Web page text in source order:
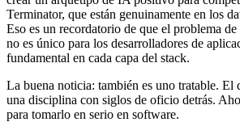
Terminator, que están genuinamente en los
Eso es un recordatorio de que el problema de
no es único para los desarrolladores de
fundamental en cada capa del stack.
La buena noticia: también es uno tratable. El
una disciplina con siglos de oficio detrás.
para tomarlo en serio en software.